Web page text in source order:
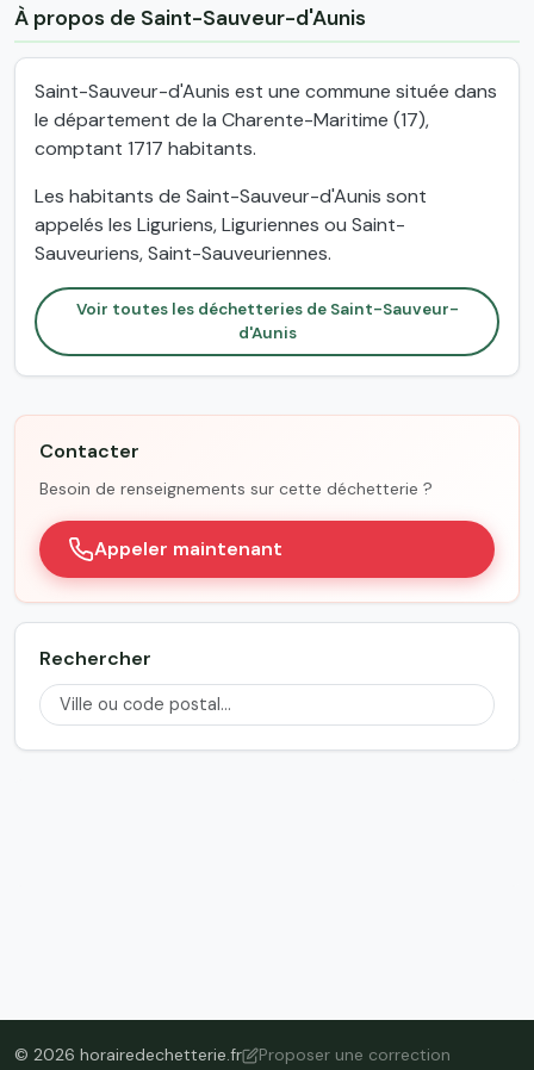
À propos de Saint-Sauveur-d'Aunis
Saint-Sauveur-d'Aunis est une commune située dans
le département de la Charente-Maritime (17),
comptant 1717 habitants.
Les habitants de Saint-Sauveur-d'Aunis sont
appelés les Liguriens, Liguriennes ou Saint-
Sauveuriens, Saint-Sauveuriennes.
Voir toutes les déchetteries de Saint-Sauveur-
d'Aunis
Contacter
Besoin de renseignements sur cette déchetterie ?
Appeler maintenant
Rechercher
© 2026 horairedechetterie.fr
Proposer une correction